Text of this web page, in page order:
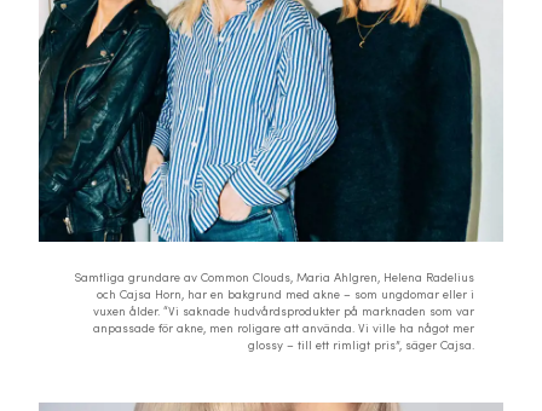
Samtliga grundare av Common Clouds, Maria Ahlgren, Helena Radelius
och Cajsa Horn, har en bakgrund med akne – som ungdomar eller i
vuxen ålder. “Vi saknade hudvårdsprodukter på marknaden som var
anpassade för akne, men roligare att använda. Vi ville ha något mer
glossy – till ett rimligt pris”, säger Cajsa.